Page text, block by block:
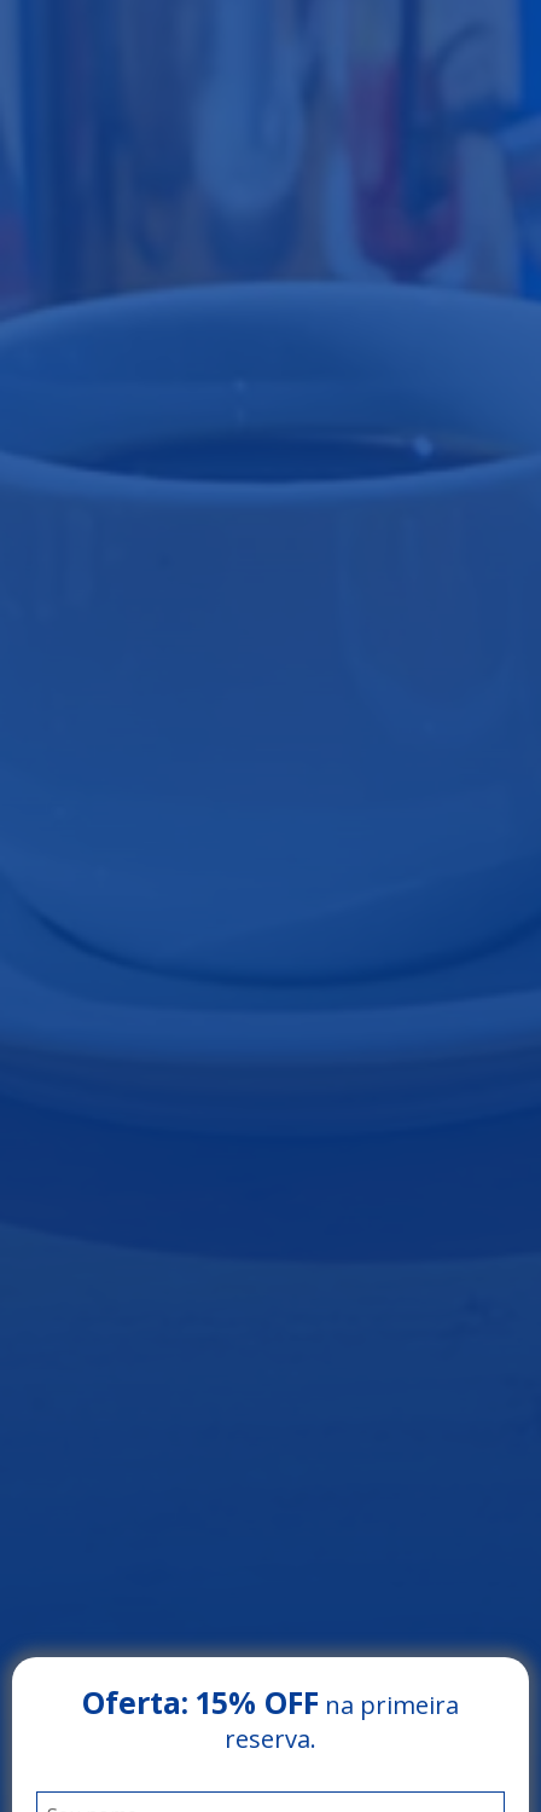
Oferta: 15% OFF na primeira
reserva.